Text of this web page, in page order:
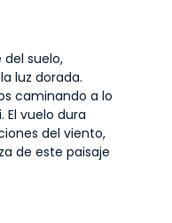
suelo,
luz dorada.
caminando a lo
vuelo dura
del viento,
de este paisaje